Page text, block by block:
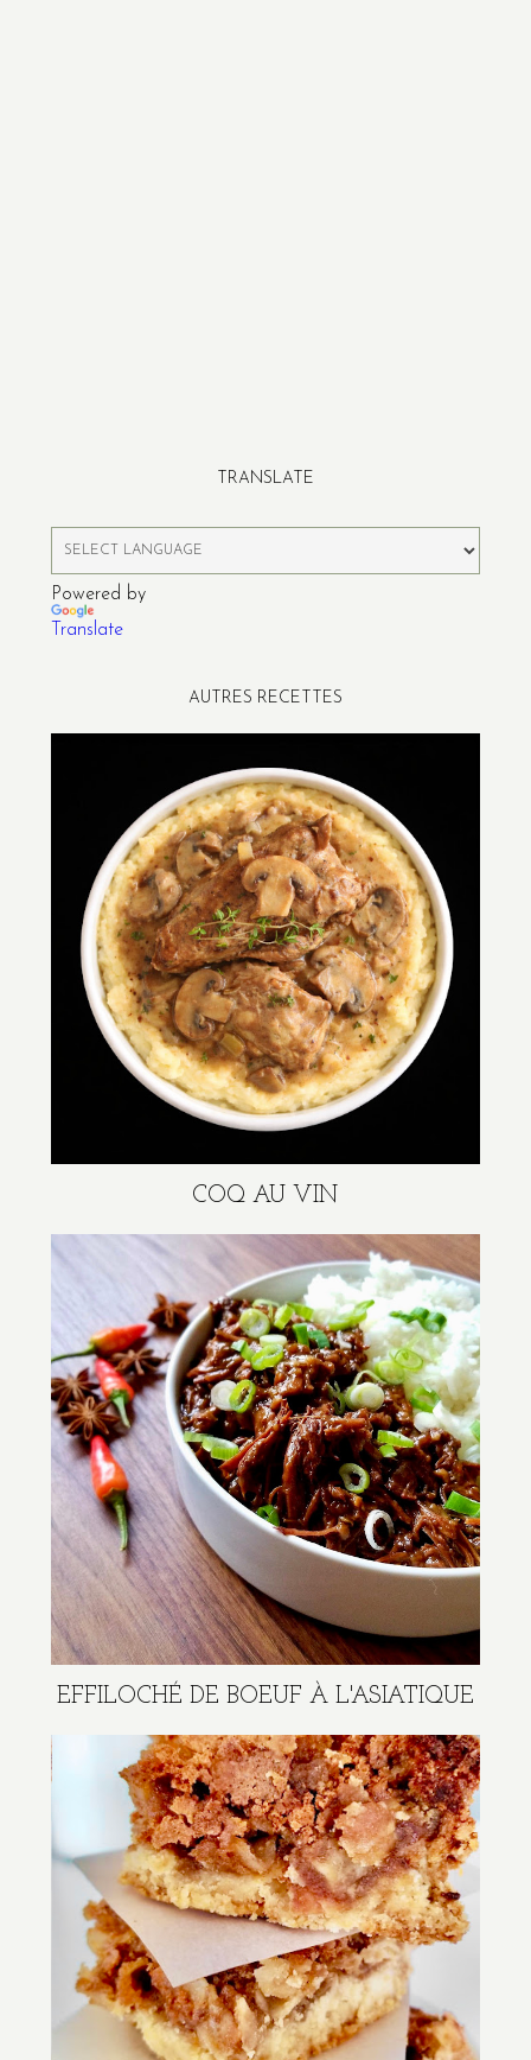
TRANSLATE
Powered by
Translate
AUTRES RECETTES
COQ AU VIN
EFFILOCHÉ DE BOEUF À L'ASIATIQUE